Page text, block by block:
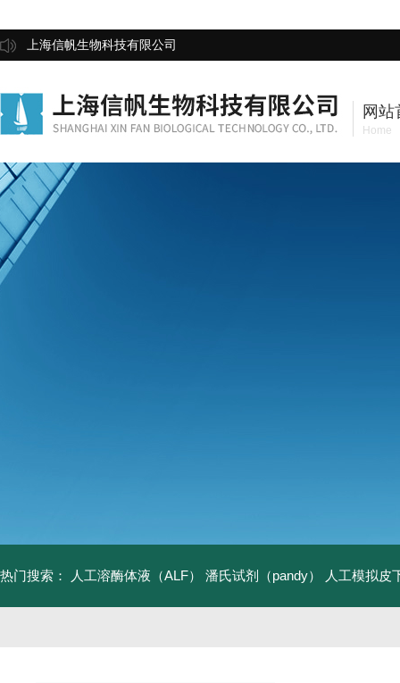
上海信帆生物科技有限公司
网站
Home
热门搜索： 人工溶酶体液（ALF） 潘氏试剂（pandy） 人工模拟皮